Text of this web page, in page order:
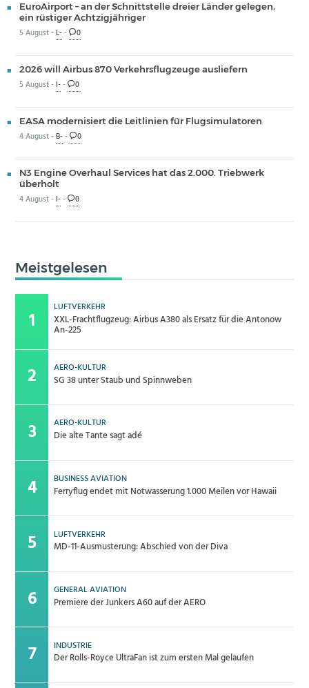
EuroAirport – an der Schnittstelle dreier Länder gelegen,
ein rüstiger Achtzigjähriger
5 August -L-- 0
2026 will Airbus 870 Verkehrsflugzeuge ausliefern
5 August - I-- 0
EASA modernisiert die Leitlinien für Flugsimulatoren
4 August -B-- 0
N3 Engine Overhaul Services hat das 2.000. Triebwerk
überholt
4 August - I-- 0
Meistgelesen
LUFTVERKEHR
XXL-Frachtflugzeug: Airbus A380 als Ersatz für die Antonow
An-225
AERO-KULTUR
SG 38 unter Staub und Spinnweben
AERO-KULTUR
Die alte Tante sagt adé
BUSINESS AVIATION
Ferryflug endet mit Notwasserung 1.000 Meilen vor Hawaii
LUFTVERKEHR
MD-11-Ausmusterung: Abschied von der Diva
GENERAL AVIATION
Premiere der Junkers A60 auf der AERO
INDUSTRIE
Der Rolls-Royce UltraFan ist zum ersten Mal gelaufen